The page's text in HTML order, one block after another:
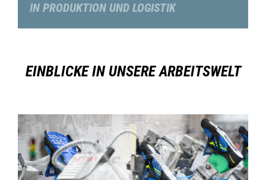
IN PRODUKTION UND LOGISTIK
EINBLICKE IN UNSERE ARBEITSWELT